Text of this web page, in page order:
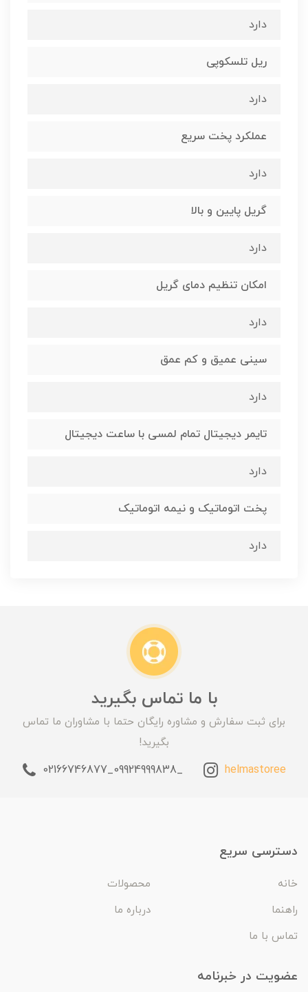
دارد
ریل تلسکوپی
دارد
عملکرد پخت سریع
دارد
گریل پایین و بالا
دارد
امکان تنظیم دمای گریل
دارد
سینی عمیق و کم عمق
دارد
تایمر دیجیتال تمام لمسی با ساعت دیجیتال
دارد
پخت اتوماتیک و نیمه اتوماتیک
دارد
با ما تماس بگیرید
برای ثبت سفارش و مشاوره رایگان حتما با مشاوران ما تماس
بگیرید!
helmastoree
_09924999838_02166746877
دسترسی سریع
خانه
محصولات
راهنما
درباره ما
تماس با ما
عضویت در خبرنامه